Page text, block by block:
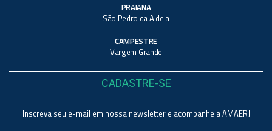
PRAIANA
São Pedro da Aldeia
CAMPESTRE
Vargem Grande
CADASTRE-SE
Inscreva seu e-mail em nossa newsletter e acompanhe a AMAERJ